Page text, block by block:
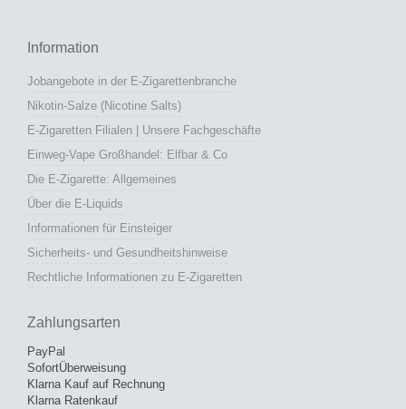
Information
Jobangebote in der E-Zigarettenbranche
Nikotin-Salze (Nicotine Salts)
E-Zigaretten Filialen | Unsere Fachgeschäfte
Einweg-Vape Großhandel: Elfbar & Co
Die E-Zigarette: Allgemeines
Über die E-Liquids
Informationen für Einsteiger
Sicherheits- und Gesundheitshinweise
Rechtliche Informationen zu E-Zigaretten
Zahlungsarten
PayPal
SofortÜberweisung
Klarna Kauf auf Rechnung
Klarna Ratenkauf